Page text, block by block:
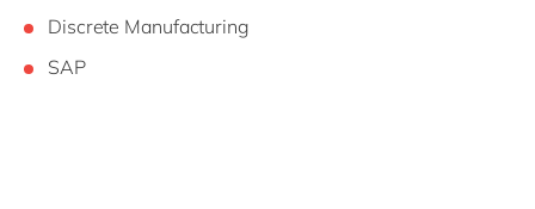
Discrete Manufacturing
SAP